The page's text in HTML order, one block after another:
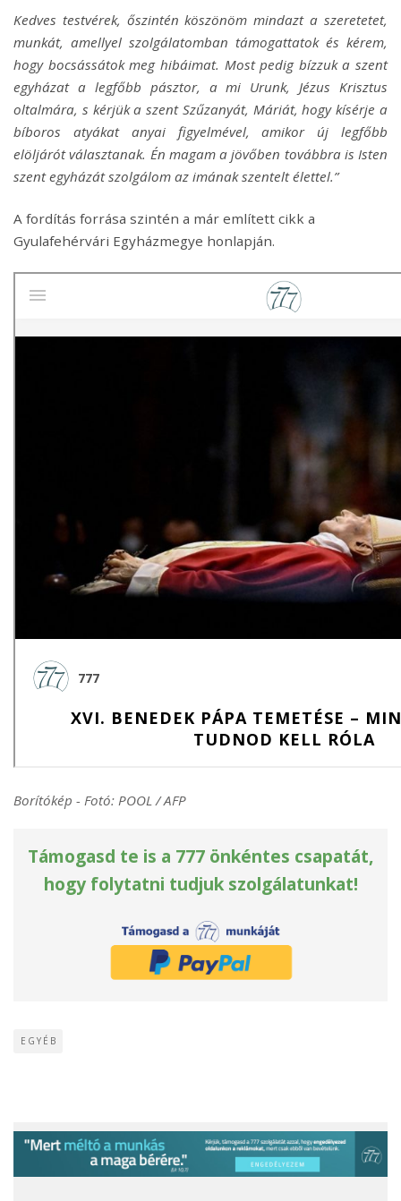
Kedves testvérek, őszintén köszönöm mindazt a szeretetet,
munkát, amellyel szolgálatomban támogattatok és kérem,
hogy bocsássátok meg hibáimat. Most pedig bízzuk a szent
egyházat a legfőbb pásztor, a mi Urunk, Jézus Krisztus
oltalmára, s kérjük a szent Szűzanyát, Máriát, hogy kísérje a
bíboros atyákat anyai figyelmével, amikor új legfőbb
elöljárót választanak. Én magam a jövőben továbbra is Isten
szent egyházát szolgálom az imának szentelt élettel.”
A fordítás forrása szintén a már említett cikk a
Gyulafehérvári Egyházmegye honlapján.
Borítókép - Fotó: POOL / AFP
Támogasd te is a 777 önkéntes csapatát,
hogy folytatni tudjuk szolgálatunkat!
EGYÉB